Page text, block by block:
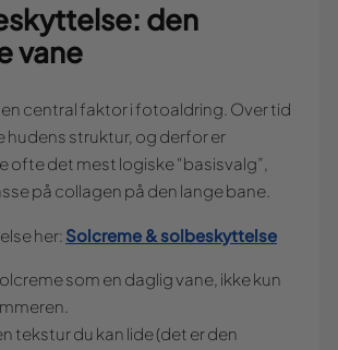
den
vane
central faktor i fotoaldring. Over tid
hudens struktur, og derfor er
ofte det mest logiske “basisvalg”,
på collagen på den lange bane.
her: Solcreme & solbeskyttelse
som en daglig vane, ikke kun
tekstur du kan lide (det er den